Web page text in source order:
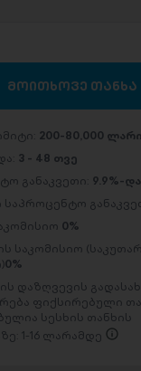
მოითხოვე თანხა
200-80,000 ლარი
3 - 48 თვე
განაკვეთი: 9.9%-
0%
საკომისიო
0%
დაზღვევის
ფიქსირებული
სესხის თანხის
1-16 ლარამდე